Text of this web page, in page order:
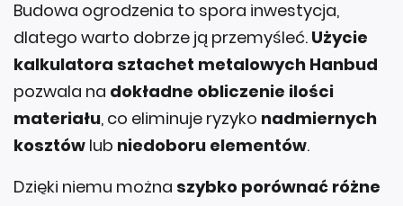
Budowa ogrodzenia to spora inwestycja,
dlatego warto dobrze ją przemyśleć. Użycie
kalkulatora sztachet metalowych Hanbud
pozwala na dokładne obliczenie ilości
materiału, co eliminuje ryzyko nadmiernych
kosztów lub niedoboru elementów.
Dzięki niemu można szybko porównać różne